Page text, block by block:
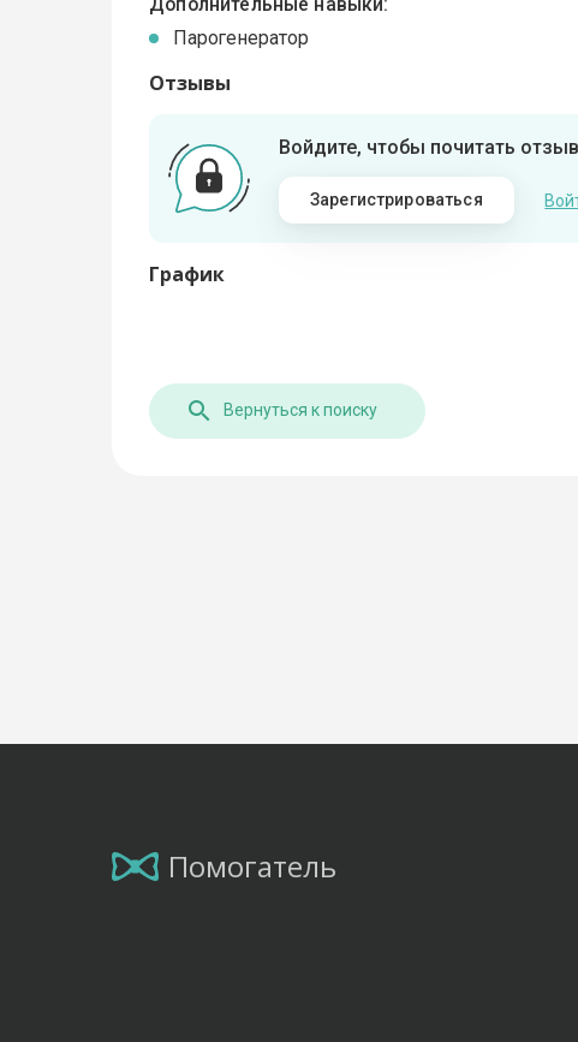
Дополнительные навыки:
Парогенератор
Отзывы
Войдите, чтобы почитать
Зарегистрироваться
График
Вернуться к поиску
Помогатель